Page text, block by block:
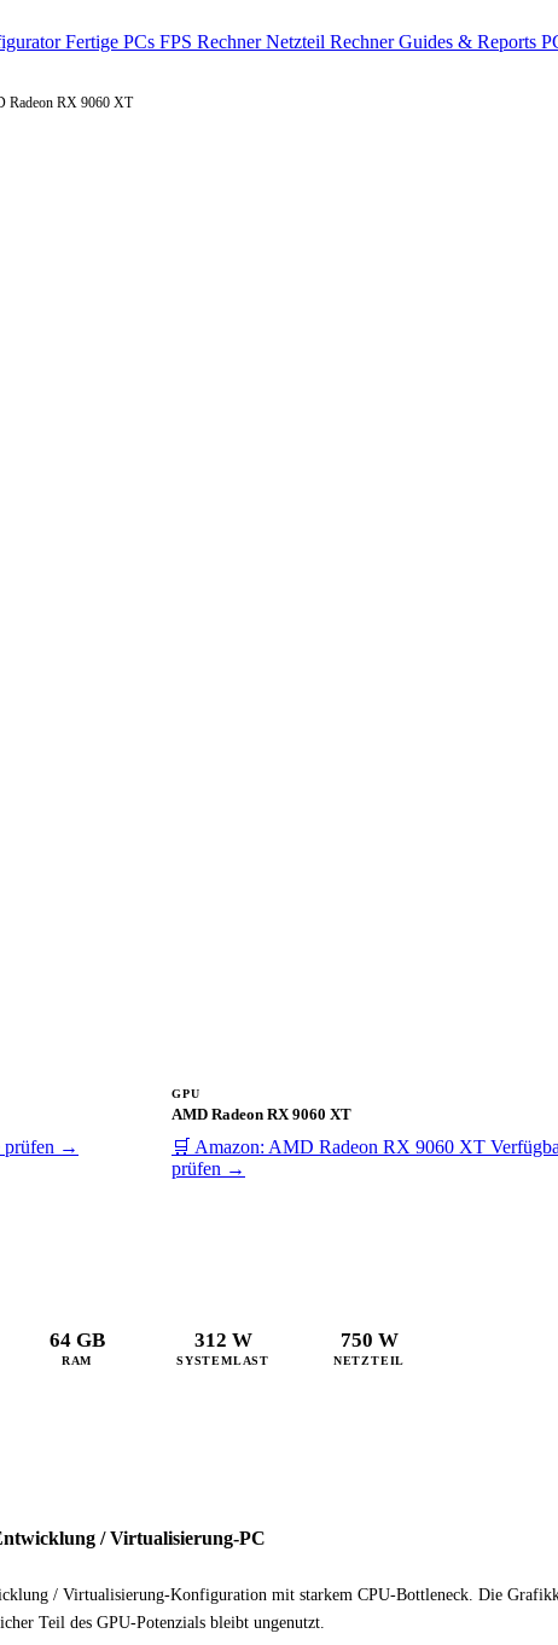
Fertige PCs FPS RechnerNetzteil RechnerGuides & Reports
Radeon RX 9060 XT
prüfen →
GPU
AMD Radeon RX 9060 XT
🛒 Amazon: AMD Radeon RX 9060 XT
prüfen →
64 GB
RAM
312 W
SYSTEMLAST
750 W
NETZTEIL
/ Virtualisierung-PC
/ Virtualisierung-Konfiguration mit starkem CPU-Bottleneck. Die
Teil des GPU-Potenzials bleibt ungenutzt.